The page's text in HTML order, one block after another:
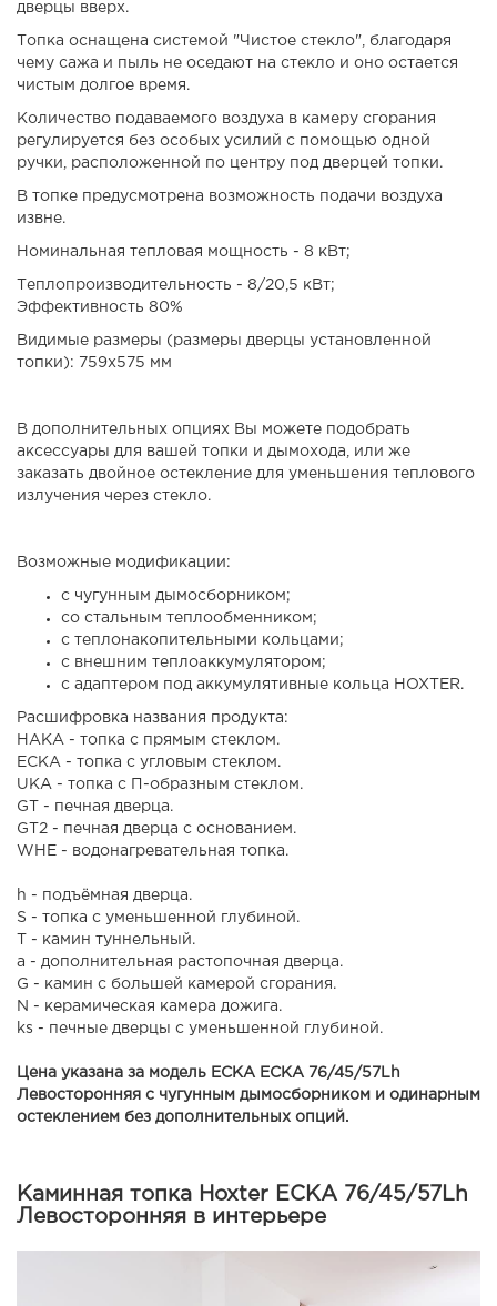
дверцы вверх.
Топка оснащена системой "Чистое стекло", благодаря
чему сажа и пыль не оседают на стекло и оно остается
чистым долгое время.
Количество подаваемого воздуха в камеру сгорания
регулируется без особых усилий с помощью одной
ручки, расположенной по центру под дверцей топки.
В топке предусмотрена возможность подачи воздуха
извне.
Номинальная тепловая мощность - 8 кВт;
Теплопроизводительность - 8/20,5 кВт;
Эффективность 80%
Видимые размеры (размеры дверцы установленной
топки): 759x575 мм
В дополнительных опциях Вы можете подобрать
аксессуары для вашей топки и дымохода, или же
заказать двойное остекление для уменьшения теплового
излучения через стекло.
Возможные модификации:
с чугунным дымосборником;
со стальным теплообменником;
с теплонакопительными кольцами;
с внешним теплоаккумулятором;
с адаптером под аккумулятивные кольца HOXTER.
Расшифровка названия продукта:
HAKA - топка с прямым стеклом.
ECKA - топка с угловым стеклом.
UKA - топка с П-образным стеклом.
GT - печная дверца.
GT2 - печная дверца с основанием.
WHE - водонагревательная топка.
h - подъёмная дверца.
S - топка с уменьшенной глубиной.
T - камин туннельный.
a - дополнительная растопочная дверца.
G - камин с большей камерой сгорания.
N - керамическая камера дожига.
ks - печные дверцы с уменьшенной глубиной.
Цена указана за модель ECKA ECKA 76/45/57Lh
Левосторонняя с чугунным дымосборником и одинарным
остеклением без дополнительных опций.
Каминная топка Hoxter ECKA 76/45/57Lh
Левосторонняя в интерьере